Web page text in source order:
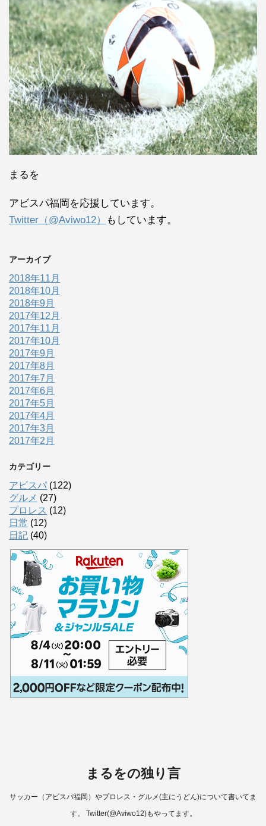
まるを
アビスパ福岡を応援しています。
Twitter（@Aviwo12）
もしています。
アーカイブ
2018年11月
2018年10月
2018年9月
2017年12月
2017年11月
2017年10月
2017年9月
2017年8月
2017年7月
2017年6月
2017年5月
2017年4月
2017年3月
2017年2月
カテゴリー
アビスパ (122)
グルメ (27)
プロレス (12)
日常 (12)
日記 (40)
まるをの独り言
サッカー（アビスパ福岡）やプロレス・グルメ(主にうどん)について書いてま
す。 Twitter(@Aviwo12)もやってます。